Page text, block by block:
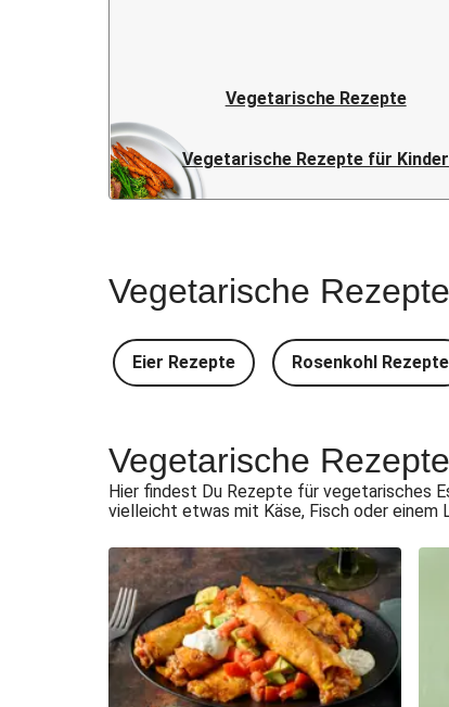
Vegetarische Rezepte
Vegetarische Rezepte für Kinder
Vegetarische
Eier Rezepte Rosenkohl Rezepte
Vegetarische Rezepte
Hier findest Du Rezepte für vegetarisches
vielleicht etwas mit Käse, Fisch oder einem